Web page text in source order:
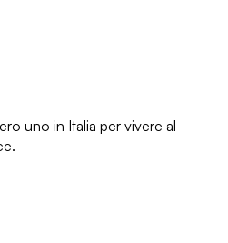
uno in Italia per vivere al